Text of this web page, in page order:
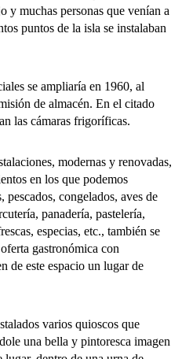
y muchas personas que venían a
puntos de la isla se instalaban
se ampliaría en 1960, al
de almacén. En el citado
las cámaras frigoríficas.
modernas y renovadas,
en los que podemos
pescados, congelados, aves de
panadería, pastelería,
especias, etc., también se
gastronómica con
de este espacio un lugar de
varios quioscos que
una bella y pintoresca imagen